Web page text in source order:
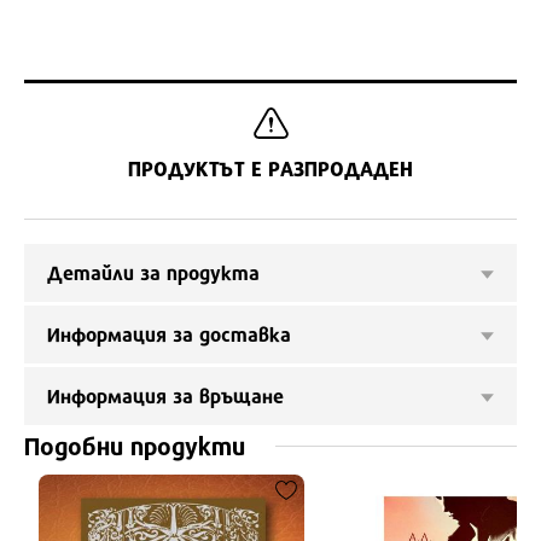
ПРОДУКТЪТ Е РАЗПРОДАДЕН
Детайли за продукта
Информация за доставка
Информация за връщане
Подобни продукти